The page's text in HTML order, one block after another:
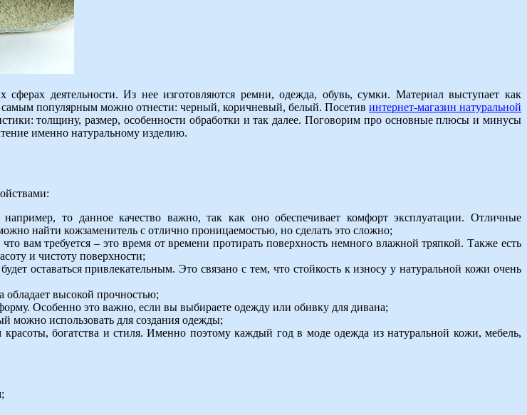
деятельности. Из нее изготовляются ремни, одежда, обувь, сумки. Материал выступает как
популярным можно отнести: черный, коричневый, белый. Посетив интернет-магазин натуральной
толщину, размер, особенности обработки и так далее. Поговорим про основные плюсы и минусы
именно натуральному изделию.
то данное качество важно, так как оно обеспечивает комфорт эксплуатации. Отличные
найти кожзаменитель с отлично проницаемостью, но сделать это сложно;
вам требуется – это время от времени протирать поверхность немного влажной тряпкой. Также есть
и чистоту поверхности;
оставаться привлекательным. Это связано с тем, что стойкость к износу у натуральной кожи очень
высокой прочностью;
Особенно это важно, если вы выбираете одежду или обивку для дивана;
можно использовать для создания одежды;
красоты, богатства и стиля. Именно поэтому каждый год в моде одежда из натуральной кожи, мебель,